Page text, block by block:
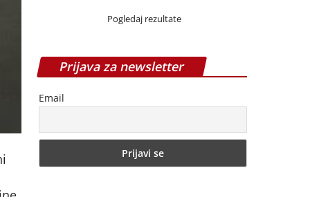
Pogledaj rezultate
Prijava za newsletter
Email